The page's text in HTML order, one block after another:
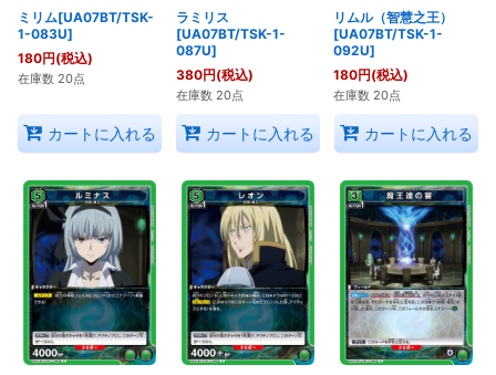
ミリム[UA07BT/TSK-
1-083U]
180円(税込)
在庫数 20点
カートに入れる
ラミリス
[UA07BT/TSK-1-
087U]
380円(税込)
在庫数 20点
カートに入れる
リムル（智慧之王）
[UA07BT/TSK-1-
092U]
180円(税込)
在庫数 20点
カートに入れる